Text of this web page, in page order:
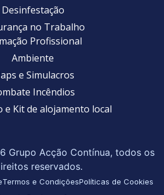
Desinfestação
no Trabalho
Profissional
Ambiente
e Simulacros
Incêndios
e Kit de alojamento local
Grupo Acção Contínua, todos os
reservados.
Termos e CondiçõesPolíticas de Cookies